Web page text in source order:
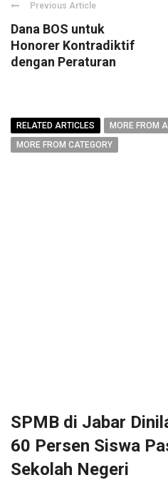
Previous Article
Dana BOS untuk
Honorer Kontradiktif
dengan Peraturan
RELATED ARTICLES
MORE FROM
MORE FROM CATEGORY
SPMB di Jabar
60 Persen Siswa
Sekolah Negeri